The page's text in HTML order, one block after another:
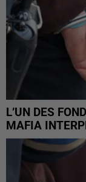
L’UN DES
MAFIA